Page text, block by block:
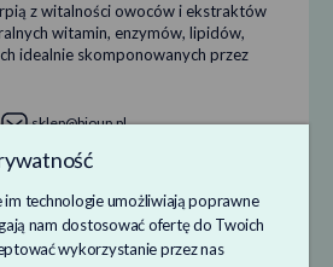
z witalności owoców i ekstraktów
witamin, enzymów, lipidów,
idealnie skomponowanych przez
sklep@bioup.pl
technologie umożliwiają poprawne
nam dostosować ofertę do Twoich
wykorzystanie przez nas